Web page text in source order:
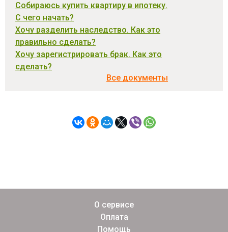
Собираюсь купить квартиру в ипотеку.
С чего начать?
Хочу разделить наследство. Как это
правильно сделать?
Хочу зарегистрировать брак. Как это
сделать?
Все документы
О сервисе
Оплата
Помощь